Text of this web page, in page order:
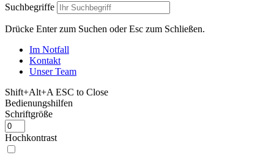
Suchbegriffe
Drücke Enter zum Suchen oder Esc zum Schließen.
Im Notfall
Kontakt
Unser Team
Shift+Alt+A ESC to Close
Bedienungshilfen
Schriftgröße
Hochkontrast